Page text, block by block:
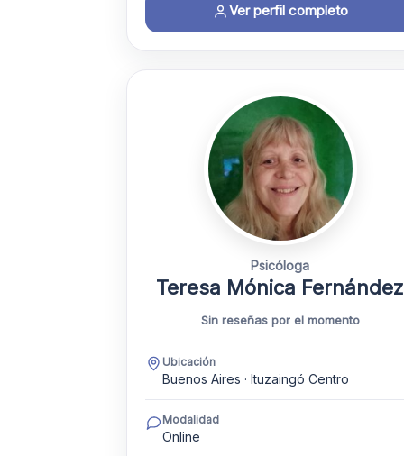
Ver perfil completo
Psicóloga
Teresa Mónica Fernández
Sin reseñas por el momento
Ubicación
Buenos Aires · Ituzaingó Centro
Modalidad
Online